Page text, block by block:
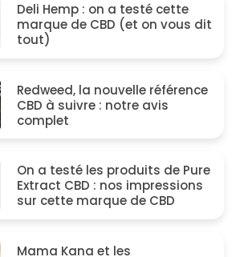
Deli Hemp : on a testé cette
marque de CBD (et on vous dit
tout)
Redweed, la nouvelle référence
CBD à suivre : notre avis
complet
On a testé les produits de Pure
Extract CBD : nos impressions
sur cette marque de CBD
Mama Kana et les